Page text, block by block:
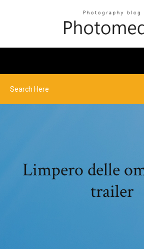
Limpero delle
trailer